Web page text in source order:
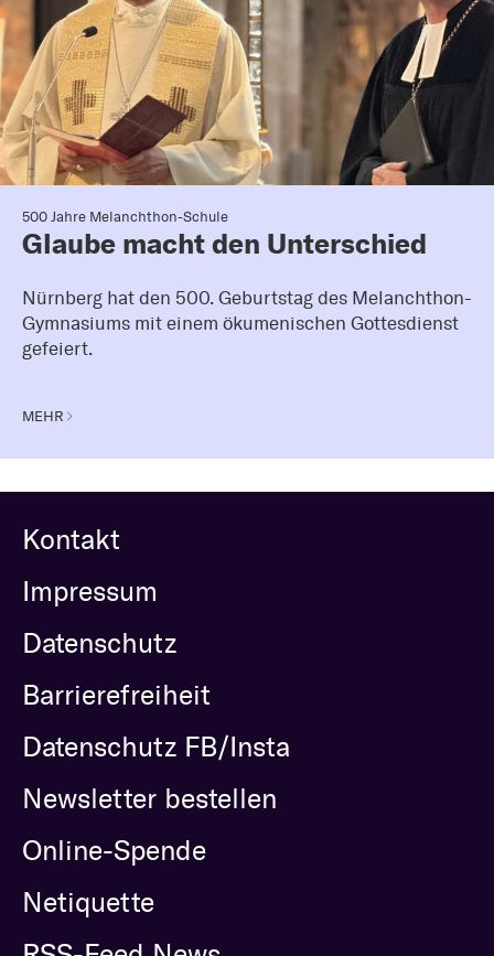
500 Jahre Melanchthon-Schule
Glaube macht den Unterschied
Nürnberg hat den 500. Geburtstag des Melanchthon-
Gymnasiums mit einem ökumenischen Gottesdienst
gefeiert.
MEHR
Kontakt
Impressum
Datenschutz
Barrierefreiheit
Datenschutz FB/Insta
Newsletter bestellen
Online-Spende
Netiquette